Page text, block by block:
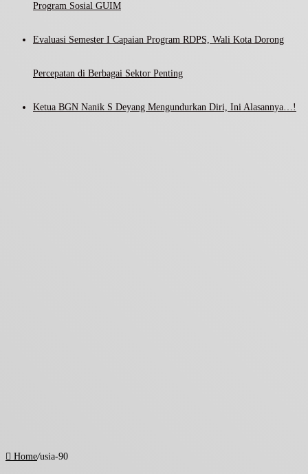
Program Sosial GUIM
Evaluasi Semester I Capaian Program RDPS, Wali Kota Dorong
Percepatan di Berbagai Sektor Penting
Ketua BGN Nanik S Deyang Mengundurkan Diri, Ini Alasannya…!
Home/usia-90